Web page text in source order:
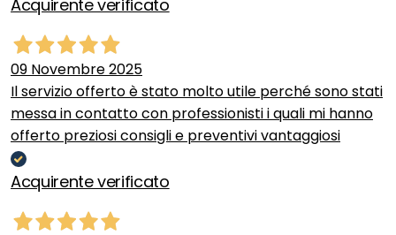
Acquirente verificato
09 Novembre 2025
Il servizio offerto è stato molto utile perché sono stati
messa in contatto con professionisti i quali mi hanno
offerto preziosi consigli e preventivi vantaggiosi
Acquirente verificato